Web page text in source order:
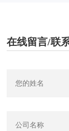
在线留言/联